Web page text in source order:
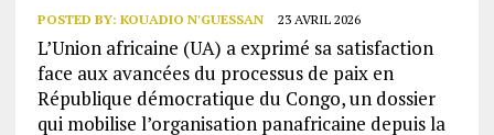
POSTED BY: KOUADIO N'GUESSAN 23 AVRIL 2026
L’Union africaine (UA) a exprimé sa satisfaction
face aux avancées du processus de paix en
République démocratique du Congo, un dossier
qui mobilise l’organisation panafricaine depuis la